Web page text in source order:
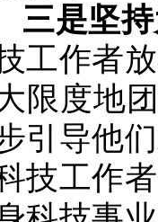
三是坚
工作者
限度地
引导他
技工作